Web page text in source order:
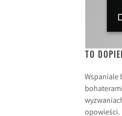
TO
Wspaniale
opowieści.